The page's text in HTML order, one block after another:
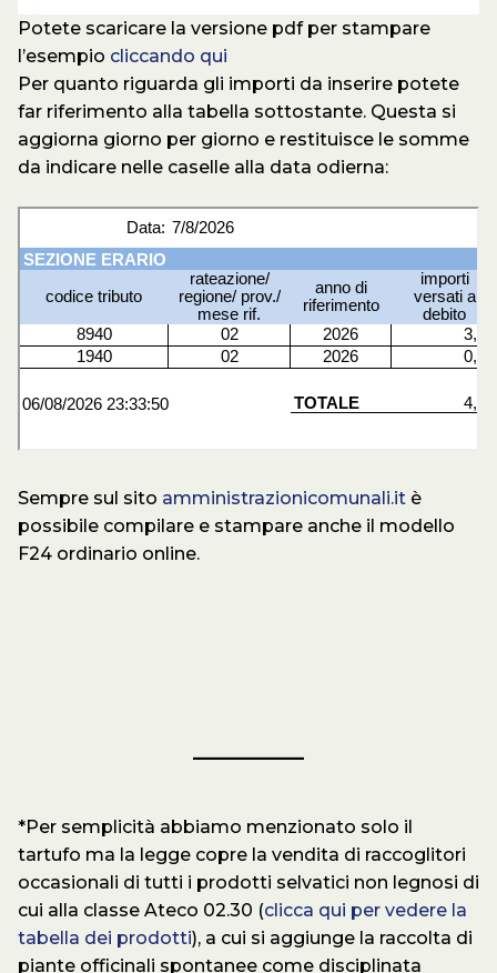
Potete scaricare la versione pdf per stampare
l’esempio cliccando qui
Per quanto riguarda gli importi da inserire potete
far riferimento alla tabella sottostante. Questa si
aggiorna giorno per giorno e restituisce le somme
da indicare nelle caselle alla data odierna:
Sempre sul sito amministrazionicomunali.it è
possibile compilare e stampare anche il modello
F24 ordinario online.
*Per semplicità abbiamo menzionato solo il
tartufo ma la legge copre la vendita di raccoglitori
occasionali di tutti i prodotti selvatici non legnosi di
cui alla classe Ateco 02.30 (clicca qui per vedere la
tabella dei prodotti), a cui si aggiunge la raccolta di
piante officinali spontanee come disciplinata